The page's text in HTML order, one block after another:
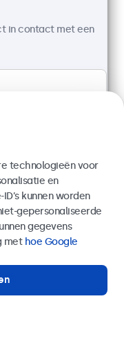
in contact met een
technologieën voor
en
kunnen worden
gepersonaliseerde
gegevens
met hoe Google